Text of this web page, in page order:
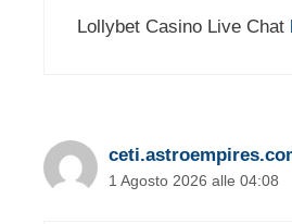
Lollybet Casino Live Chat
1 Agosto 2026 alle 04:08